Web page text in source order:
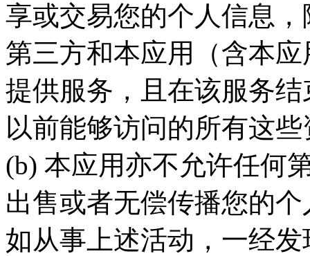
享或交易您的个人信息
第三方和本应用（含本
提供服务，且在该服务
以前能够访问的所有这
(b) 本应用亦不允许任何
出售或者无偿传播您的
如从事上述活动，一经